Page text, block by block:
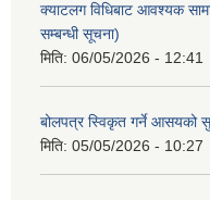
क्याटलग विधिबाट आवश्यक
सम्बन्धी सूचना)
मिति: 06/05/2026 - 12:41
बोलपत्र स्विकृत गर्ने आसयको
मिति: 05/05/2026 - 10:27